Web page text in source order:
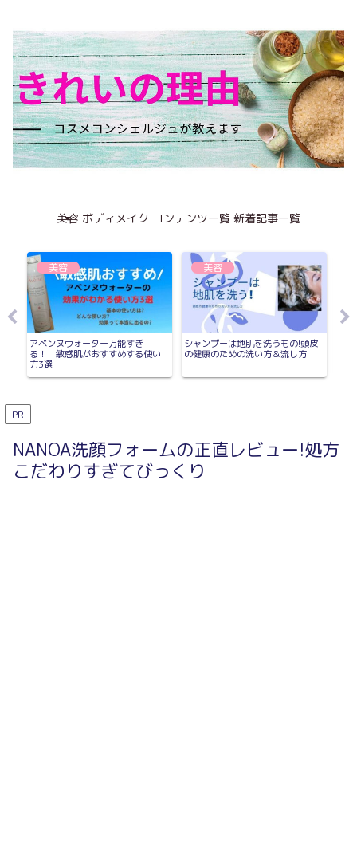
美容 ボディメイク コンテンツ一覧 新着記事一覧
美容
アベンヌウォーター万能すぎ
る！ 敏感肌がおすすめする使い
方3選
美容
シャンプーは地肌を洗うもの!頭皮
の健康のための洗い方＆流し方
PR
NANOA洗顔フォームの正直レビュー!処方
こだわりすぎてびっくり